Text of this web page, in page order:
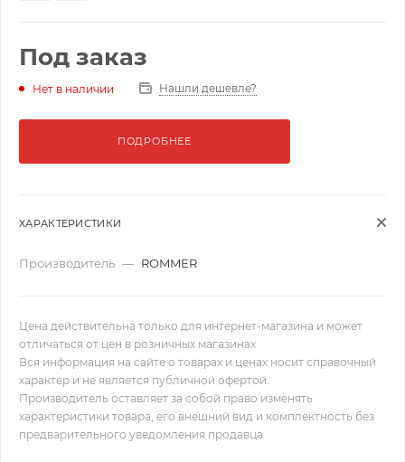
Под заказ
Нет в наличии Нашли дешевле?
ПОДРОБНЕЕ
ХАРАКТЕРИСТИКИ
Производитель — ROMMER
Цена действительна только для интернет-магазина и может
отличаться от цен в розничных магазинах
Вся информация на сайте о товарах и ценах носит справочный
характер и не является публичной офертой.
Производитель оставляет за собой право изменять
характеристики товара, его внешний вид и комплектность без
предварительного уведомления продавца